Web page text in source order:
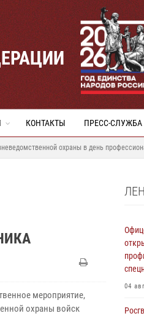
КОНТАКТЫ ПРЕСС-СЛУЖБА
охраны в день
мероприятие,
охраны войск
04